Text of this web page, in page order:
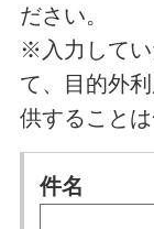
ださい。
※入力してい
て、目的外
供することは
件名